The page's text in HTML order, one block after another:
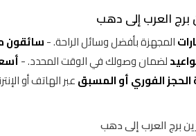
العرب إلى دهب
المجهزة بأفضل وسائل الراحة. -سائقون
لضمان وصولك في الوقت المحدد. -
الحجز الفوري أو المسبقعبر الهاتف أو
برج العرب إلى دهب